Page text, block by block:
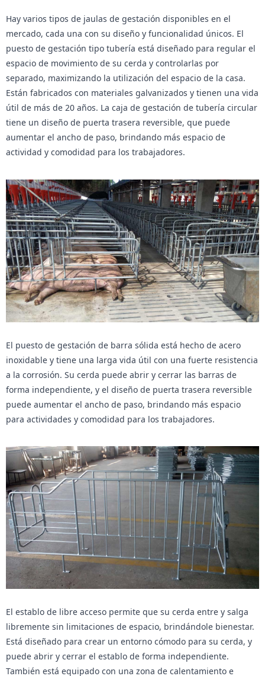
Hay varios tipos de jaulas de gestación disponibles en el
mercado, cada una con su diseño y funcionalidad únicos. El
puesto de gestación tipo tubería está diseñado para regular el
espacio de movimiento de su cerda y controlarlas por
separado, maximizando la utilización del espacio de la casa.
Están fabricados con materiales galvanizados y tienen una vida
útil de más de 20 años. La caja de gestación de tubería circular
tiene un diseño de puerta trasera reversible, que puede
aumentar el ancho de paso, brindando más espacio de
actividad y comodidad para los trabajadores.
El puesto de gestación de barra sólida está hecho de acero
inoxidable y tiene una larga vida útil con una fuerte resistencia
a la corrosión. Su cerda puede abrir y cerrar las barras de
forma independiente, y el diseño de puerta trasera reversible
puede aumentar el ancho de paso, brindando más espacio
para actividades y comodidad para los trabajadores.
El establo de libre acceso permite que su cerda entre y salga
libremente sin limitaciones de espacio, brindándole bienestar.
Está diseñado para crear un entorno cómodo para su cerda, y
puede abrir y cerrar el establo de forma independiente.
También está equipado con una zona de calentamiento e